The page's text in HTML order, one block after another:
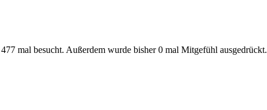
mal besucht. Außerdem wurde bisher 0 mal Mitgefühl ausgedrückt.